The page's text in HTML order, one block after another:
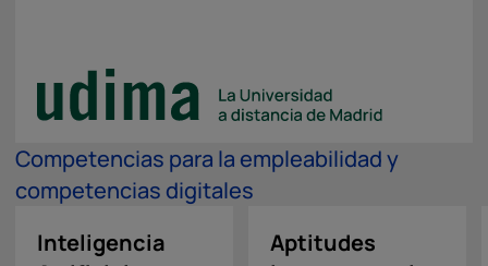
Competencias para la empleabilidad y
competencias digitales
Inteligencia
Aptitudes